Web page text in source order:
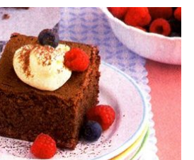
Di
Cioccolato